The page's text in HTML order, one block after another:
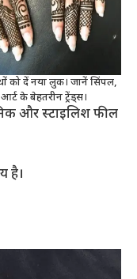
को दें नया लुक। जानें सिंपल,
के बेहतरीन ट्रेंड्स।
और स्टाइलिश फील
है।